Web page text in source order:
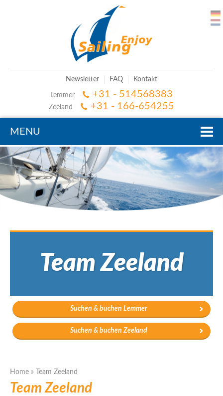
Newsletter FAQ Kontakt
Lemmer +31 - 514568383
Zeeland +31 - 166-654255
MENU
Team Zeeland
Suchen & buchen Lemmer
Suchen & buchen Zeeland
Home » Team Zeeland
Team Zeeland